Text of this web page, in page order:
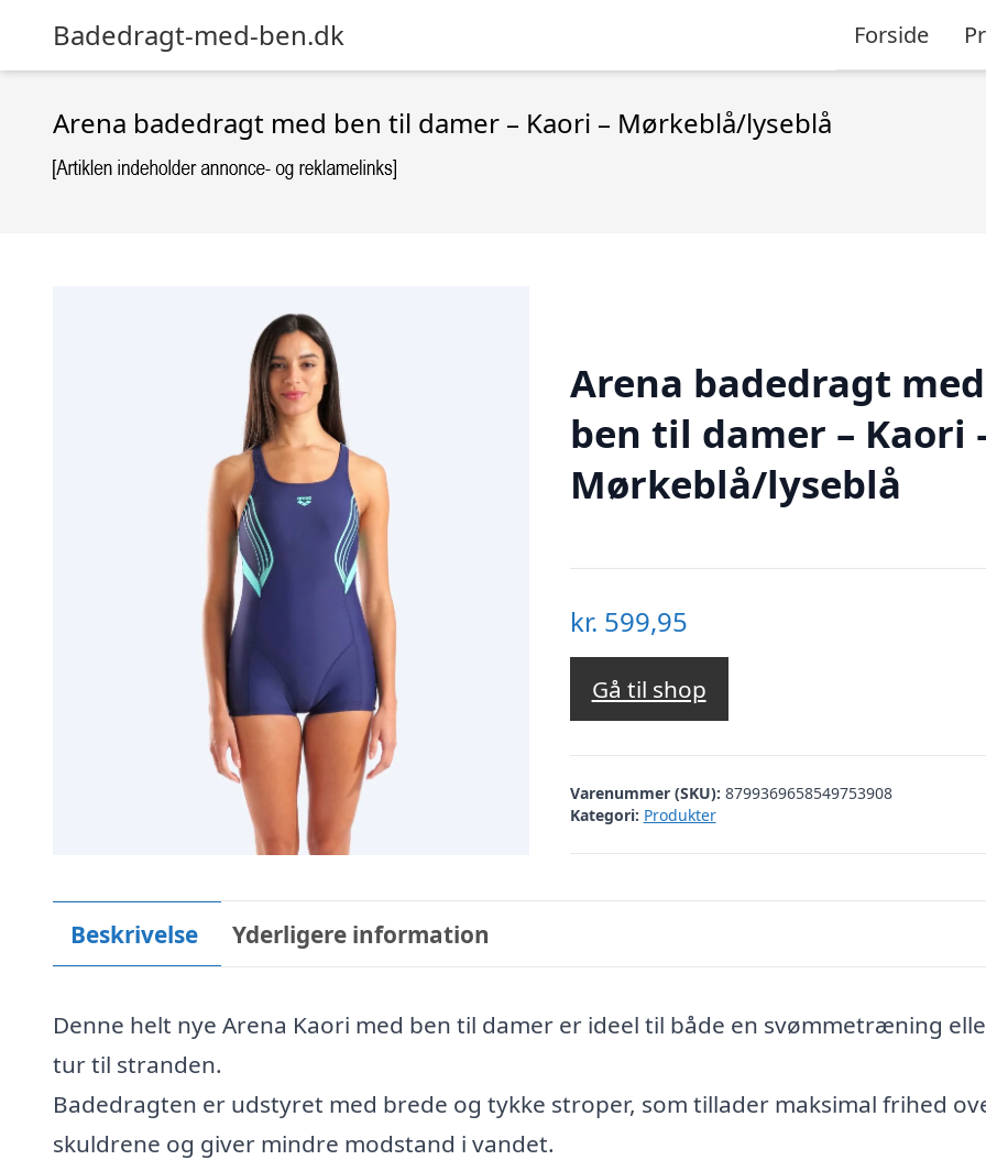
Badedragt-med-ben.dk Forside
Arena badedragt med ben til damer – Kaori – Mørkeblå/lyseblå
Arena badedragt med
ben til damer – Kaori
Mørkeblå/lyseblå
kr. 599,95
Gå til shop
Varenummer (SKU): 8799369658549753908
Kategori: Produkter
Beskrivelse Yderligere information
Denne helt nye Arena Kaori med ben til damer er ideel til både en svømmetræning
tur til stranden.
Badedragten er udstyret med brede og tykke stroper, som tillader maksimal frihed
skuldrene og giver mindre modstand i vandet.